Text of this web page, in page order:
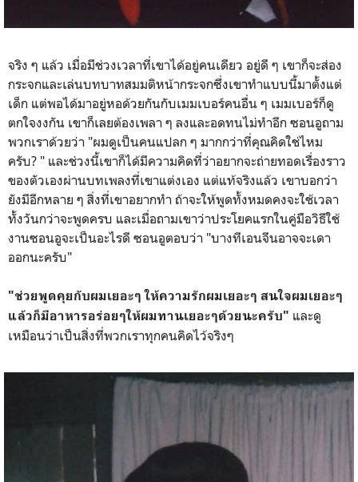
จริง ๆ แล้ว เมื่อมีช่วงเวลาที่เขาได้อยู่คนเดียว อยู่ดี ๆ เขาก็จะส่อง
กระจกและเล่นบทบาทสมมติหน้ากระจกซึ่งเขาทำแบบนี้มาตั้งแต่
เด็ก แต่พอได้มาอยู่หอด้วยกันกับเมมเบอร์คนอื่น ๆ เมมเบอร์ก็ดู
ตกใจงงกัน เขาก็เลยต้องเพลา ๆ ลงและอดทนไม่ทำอีก ซอนอูถาม
พวกเราด้วยว่า "ผมดูเป็นคนแปลก ๆ มากกว่าที่คุณคิดใช่ไหม
ครับ? " และช่วงนี้เขาก็ได้มีความคิดที่ว่าอยากจะถ่ายทอดเรื่องราว
ของตัวเองผ่านบทเพลงที่เขาแต่งเอง แต่แท้จริงแล้ว เขาบอกว่า
ยังมีอีกหลาย ๆ สิ่งที่เขาอยากทำ ถ้าจะให้พูดทั้งหมดคงจะใช้เวลา
ทั้งวันกว่าจะพูดครบ และเมื่อถามเขาว่าประโยคแรกในคู่มือวิธีใช้
งานซอนอูจะเป็นอะไรดี ซอนอูตอบว่า "บางทีเอนจีนอาจจะเดา
ออกนะครับ"
"ช่วยพูดคุยกับผมเยอะๆ ให้ความรักผมเยอะๆ สนใจผมเยอะๆ
แล้วก็มีอาหารอร่อยๆให้ผมทานเยอะๆด้วยนะครับ" และดู
เหมือนว่าเป็นสิ่งที่พวกเราทุกคนคิดไว้จริงๆ